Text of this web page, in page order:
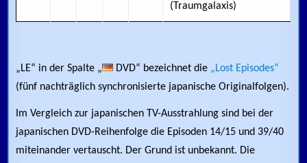
(Traumgalaxis)
„LE“ in der Spalte „ DVD“ bezeichnet die „Lost Episodes“
(fünf nachträglich synchronisierte japanische Originalfolgen).
Im Vergleich zur japanischen TV-Ausstrahlung sind bei der
japanischen DVD-Reihenfolge die Episoden 14/15 und 39/40
miteinander vertauscht. Der Grund ist unbekannt. Die